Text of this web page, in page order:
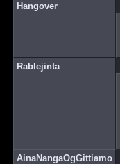
Hangover
Rablejinta
AinaNangaOgGittiamo